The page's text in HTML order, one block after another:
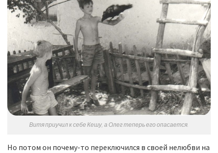
Витя приучил к себе Кешу, а Олег теперь его опасается.
Но потом он почему-то переключился в своей нелюбви на